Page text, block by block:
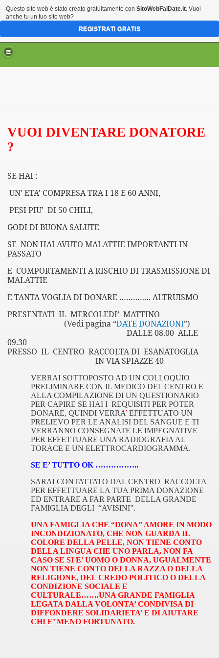
VUOI DIVENTARE DONATORE
?
SE HAI :
UN' ETA' COMPRESA TRA I 18 E 60 ANNI,
PESI PIU' DI 50 CHILI,
GODI DI BUONA SALUTE
SE NON HAI AVUTO MALATTIE IMPORTANTI IN
PASSATO
E COMPORTAMENTI A RISCHIO DI TRASMISSIONE DI
MALATTIE
E TANTA VOGLIA DI DONARE ………….. ALTRUISMO
PRESENTATI IL MERCOLEDI’ MATTINO
(Vedi pagina “DATE DONAZIONI”)
DALLE 08.00 ALLE
09.30
PRESSO IL CENTRO RACCOLTA DI ESANATOGLIA
IN VIA SPIAZZE 40
VERRAI SOTTOPOSTO AD UN COLLOQUIO
PRELIMINARE CON IL MEDICO DEL CENTRO E
ALLA COMPILAZIONE DI UN QUESTIONARIO
PER CAPIRE SE HAI I REQUISITI PER POTER
DONARE, QUINDI VERRA’ EFFETTUATO UN
PRELIEVO PER LE ANALISI DEL SANGUE E TI
VERRANNO CONSEGNATE LE IMPEGNATIVE
PER EFFETTUARE UNA RADIOGRAFIA AL
TORACE E UN ELETTROCARDIOGRAMMA.
SE E’ TUTTO OK ……………..
SARAI CONTATTATO DAL CENTRO RACCOLTA
PER EFFETTUARE LA TUA PRIMA DONAZIONE
ED ENTRARE A FAR PARTE DELLA GRANDE
FAMIGLIA DEGLI “AVISINI”.
UNA FAMIGLIA CHE “DONA” AMORE IN MODO
INCONDIZIONATO, CHE NON GUARDA IL
COLORE DELLA PELLE, NON TIENE CONTO
DELLA LINGUA CHE UNO PARLA, NON FA
CASO SE SI E’ UOMO O DONNA, UGUALMENTE
NON TIENE CONTO DELLA RAZZA O DELLA
RELIGIONE, DEL CREDO POLITICO O DELLA
CONDIZIONE SOCIALE E
CULTURALE…….UNA GRANDE FAMIGLIA
LEGATA DALLA VOLONTA’ CONDIVISA DI
DIFFONDERE SOLIDARIETA’ E DI AIUTARE
CHI E’ MENO FORTUNATO.
Questo sito web è stato creato gratuitamente con SitoWebFaiDate.it. Vuoi
anche tu un tuo sito web?
REGISTRATI GRATIS